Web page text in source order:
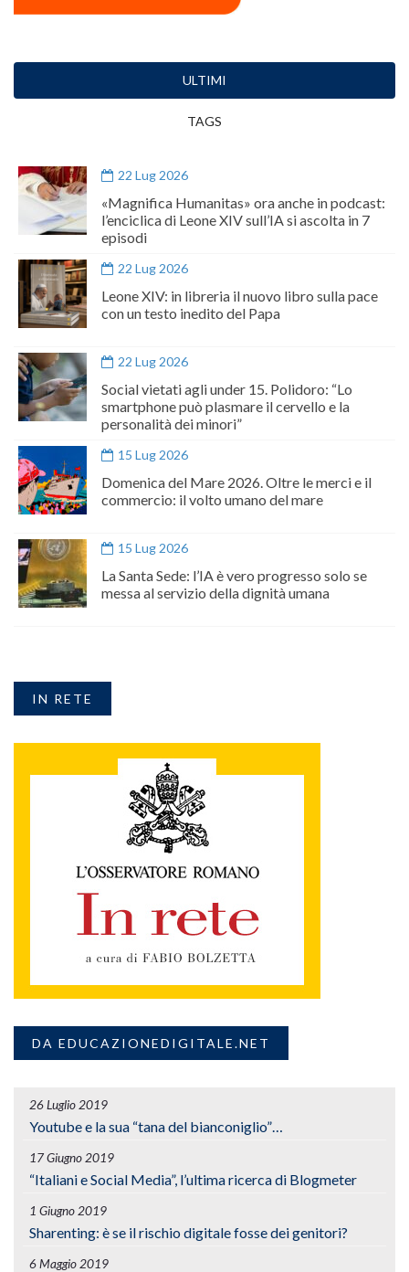
ULTIMI
TAGS
22 Lug 2026
«Magnifica Humanitas» ora anche in podcast:
l’enciclica di Leone XIV sull’IA si ascolta in 7
episodi
22 Lug 2026
Leone XIV: in libreria il nuovo libro sulla pace
con un testo inedito del Papa
22 Lug 2026
Social vietati agli under 15. Polidoro: “Lo
smartphone può plasmare il cervello e la
personalità dei minori”
15 Lug 2026
Domenica del Mare 2026. Oltre le merci e il
commercio: il volto umano del mare
15 Lug 2026
La Santa Sede: l’IA è vero progresso solo se
messa al servizio della dignità umana
IN RETE
DA EDUCAZIONEDIGITALE.NET
26 Luglio 2019
Youtube e la sua “tana del bianconiglio”…
17 Giugno 2019
“Italiani e Social Media”, l’ultima ricerca di Blogmeter
1 Giugno 2019
Sharenting: è se il rischio digitale fosse dei genitori?
6 Maggio 2019